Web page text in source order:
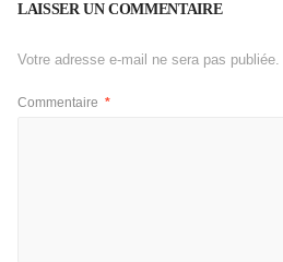
LAISSER UN COMMENTAIRE
Votre adresse e-mail ne sera pas publiée.
Commentaire *